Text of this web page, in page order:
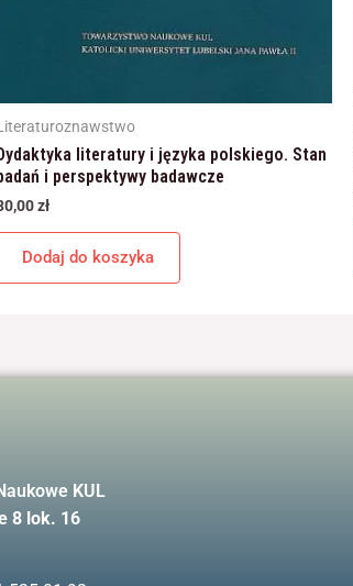
literatury i języka polskiego. Stan
i perspektywy badawcze
zł
Dodaj do koszyka
KUL
8 lok. 16